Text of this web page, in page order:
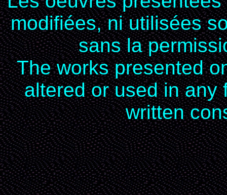
modifiées, ni utilisées
sans la
The works presented
altered or used in any
written